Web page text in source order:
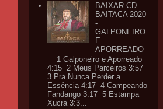
BAIXAR CD
BAITACA 2020
-
GALPONEIRO
E
APORREADO
1 Galponeiro e Aporreado
4:15 2 Meus Parceiros 3:57
3 Pra Nunca Perder a
Essência 4:17 4 Campeando
Fandango 3:17 5 Estampa
Xucra 3:3...